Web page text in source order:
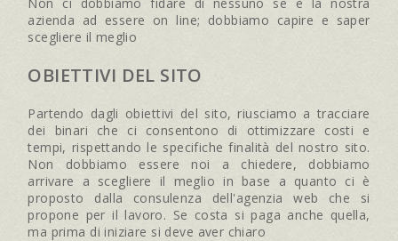
azienda ad essere on line; dobbiamo capire e saper
scegliere il meglio
OBIETTIVI DEL SITO
Partendo dagli obiettivi del sito, riusciamo a tracciare
dei binari che ci consentono di ottimizzare costi e
tempi, rispettando le specifiche finalità del nostro sito.
Non dobbiamo essere noi a chiedere, dobbiamo
arrivare a scegliere il meglio in base a quanto ci è
proposto dalla consulenza dell'agenzia web che si
propone per il lavoro. Se costa si paga anche quella,
ma prima di iniziare si deve aver chiaro